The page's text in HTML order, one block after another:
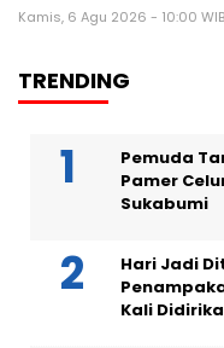
Kamis, 6 Agu 2026 - 10:00 WIB
TRENDING
Pemuda
Pamer
Sukabumi
Hari Jadi
Kali